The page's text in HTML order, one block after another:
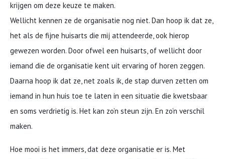
krijgen om deze keuze te maken.
Wellicht kennen ze de organisatie nog niet. Dan hoop ik dat ze,
het als de fijne huisarts die mij attendeerde, ook hierop
gewezen worden. Door ofwel een huisarts, of wellicht door
iemand die de organisatie kent uit ervaring of horen zeggen.
Daarna hoop ik dat ze, net zoals ik, de stap durven zetten om
iemand in hun huis toe te laten in een situatie die kwetsbaar
en soms verdrietig is. Het kan zo’n steun zijn. En zo’n verschil
maken.
Hoe mooi is het immers, dat deze organisatie er is. Met